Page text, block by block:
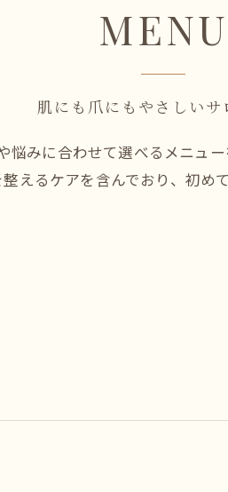
肌にも爪にもやさしいサ
MENU
悩みに合わせて選べるメニュー
えるケアを含んでおり、初め